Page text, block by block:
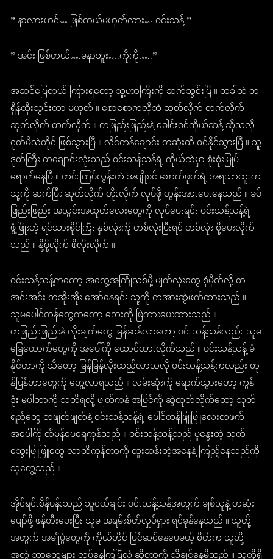
” နာလားဟင်….ဖြစ်တယ်မဟုတ်လား….ဝင်းသန့် ”
” အင်း ဖြစ်တယ်….မနာဘူး….ကိုကို…..”
အဆင်ပြေတယ် ကြားရတော့ သူ့ဟာကြီးကို ဆက်သွင်းပြီ ။ တခါထဲ တ
ရှိန်ထိုးသွင်းတာ မဟုတ် ။ စောစောကလိုဘဲ ဆုတ်လိုက် တက်လိုက်
ဆုတ်လိုက် တက်လိုက် ။ တဖြည်းဖြည်းနဲ့ ခေါင်းဝင်ကိုယ်ဆန့် ဆိုသလို
ငုတ်မိသဲတိုင် ဖြစ်သွားပြီ ။ လိင်တန်ချောင်း တဆုံးထိ ဝင်နိုင်သွားပြီ ။ သူ့
ဒုတ်ကြီး တချောင်းလုံးသည် ဝင်းသန့်သန့်ရဲ့ ကိုယ်ထဲမှာ စုံးစုံးမြုပ်
ရောက်နေပြီ ။ တင်းကြပ်လွန်းတဲ့ အပျိူစင် စောက်ဖုတ်ရဲ့ အရသာထူးက
သူ့ကို ဆက်ပြီး ဆုတ်လိုက် တိုးလိုက် လုပ်ဖို့ တွန်းအားပေးနေသည် ။ ခပ်
ဖြည်းဖြည်း အသွင်းအထုတ်လေးတွေကို လုပ်ပေးရင်း ဝင်းသန့်သန့်ရဲ့
ဖွံ့ဖြိုးတဲ့ ရင်သားစိုင်ကြီး နှစ်လုံးကို တစ်လုံးပြီးရင် တစ်လုံး စို့ပေးလိုက်
သည် ။ နို့စို့လိုက် ဖိလိုးလိုက် ။
ဝင်းသန့်သန့်ကတော့ အတွေ့အကြုံသစ်မို့ မျက်လုံးတွေ စုံမှိတ်လို့ တ
အင်းအင်း တအိုးအိုး အော်နေရင်း သူ့ကို တအားဆွဲဖက်ထားသည် ။
သူမပေါင်တန်တွေကတော့ ဘေးကို ဖြဲကားပေးထားသည် ။
တဖြည်းဖြည်းနဲ့ လိုးချက်တွေ မြန်ဆန်လာတော့ ဝင်းသန့်သန့်လည်း သူမ
ခြေထောက်တွေကို အပေါ်ကို ထောင်ထားလိုက်သည် ။ ဝင်းသန့်သန့် ခံ
နိုင်တာကို သိတော့ မြန်မြန်လိုးထည့်လာသလို ဝင်းသန့်သန့်ကလည်း တု
န့်ပြန်တာတွေကို တွေ့လာရသည် ။ လမ်းဆုံးကို ရောက်သွားတော့ ကွန်
ဒုံး မပါတာကို သတိရလို့ ဖျတ်ကနဲ အပြင်ကို ဆွဲထုတ်လိုက်တော့ သုတ်
ရည်တွေ တဖျတ်ဖျတ်နဲ့ ဝင်းသန့်သန့်ရဲ့ ပေါင်တန်ဖြူဖြူလေးတဖက်
အပေါ်ကို ထိမှန်ပေရေကုန်သည် ။ ဝင်းသန့်သန့်သည် ပူနွေးတဲ့ သုတ်
သွေးဖြူဖြူတွေ လာထိကုန်တာကို ထူးဆန်းတဲ့အနေနဲ့ ကြည့်နေသည်ကို
သူတွေ့သည် ။
အိုင်ရင်းစိန်ပန်းသည် သူငယ်ချင်း ဝင်းသန့်သန့်အတွက် ချစ်သူနဲ့ တဆုံး
ပျော်ဖို့ ဖန်တီးပေးပြီး သူမ အရမ်းစိတ်လှုပ်ရှား ရင်ခုန်နေသည် ။ သူတို့
အတွက် အချိုပွဲတွေကို ကိုယ်တိုင် ပြင်ဆင်နေပေမယ့် စိတ်က သူတို့